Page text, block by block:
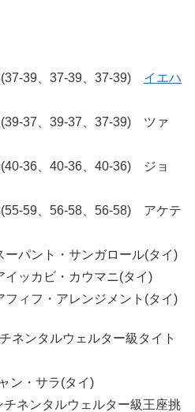
39、37-39、37-39) イエハ
37、39-37、37-39) ツァ
36、40-36、40-36) ジョ
59、56-58、56-58) アケテ
パント・サンガロール(タイ)
ッカビ・カウマニ(タイ)
ィフ・アレンジメント(タイ)
ネンタルウェルター級タイト
・サラ(タイ)
ネンタルウェルター級王座挑